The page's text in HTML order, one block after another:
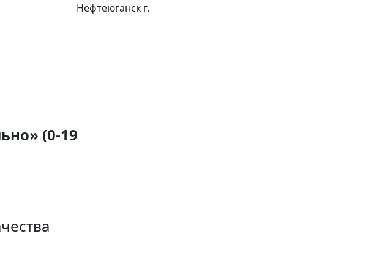
Нефтеюганск г.
(0-19